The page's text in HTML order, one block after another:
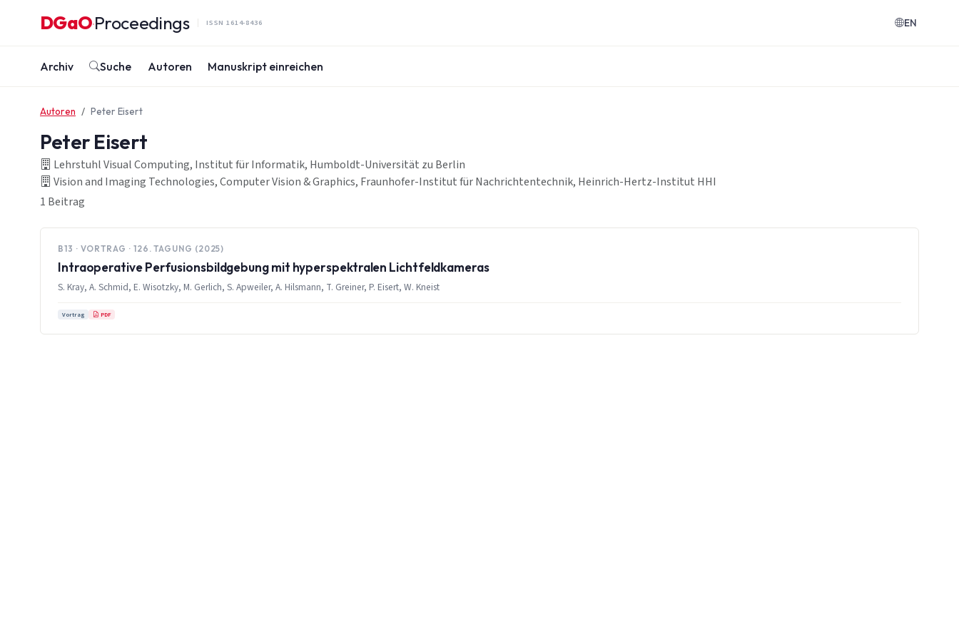
DGaO·Proceedings ISSN 1614-8436 EN
Archiv Suche Autoren Manuskript einreichen
Autoren Peter Eisert
Peter Eisert
Lehrstuhl Visual Computing, Institut für Informatik, Humboldt-Universität zu Berlin
Vision and Imaging Technologies, Computer Vision & Graphics, Fraunhofer-Institut für Nachrichtentechnik, Heinrich-Hertz-Institut HHI
1 Beitrag
B13 · VORTRAG · 126. TAGUNG (2025)
Intraoperative Perfusionsbildgebung mit hyperspektralen Lichtfeldkameras
S. Kray, A. Schmid, E. Wisotzky, M. Gerlich, S. Apweiler, A. Hilsmann, T. Greiner, P. Eisert, W. Kneist
Vortrag PDF